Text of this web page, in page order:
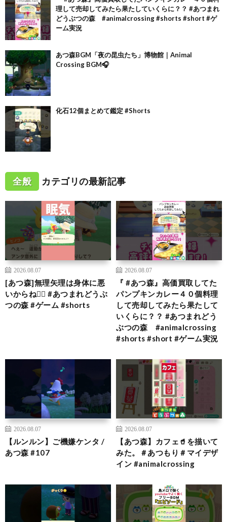
理して売却してみたら果たしていくらに？？ #あつまれ
どうぶつの森 #animalcrossing #shorts #short #ゲ
ーム実況
あつ森BGM「夜の昆虫たち」博物館｜Animal
Crossing BGM🎧
化石12個まとめて鑑定 #Shorts
全般 カテゴリの最新記事
2026.08.07
[あつ森]無理矢理は身体に悪
いからね🙂‍↕️ #あつまれどうぶ
つの森 #ゲーム #shorts
2026.08.07
『 #あつ森』高価買取してた
パンプキンカレー４０個料理
して売却してみたら果たして
いくらに？？ #あつまれどう
ぶつの森 #animalcrossing
#shorts #short #ゲーム実況
2026.08.07
【ルンルン】ご機嫌ケンタ /
あつ森 #107
2026.08.07
【あつ森】カフェ🥤を描いて
みた。＃あつもり＃マイデザ
イン #animalcrossing